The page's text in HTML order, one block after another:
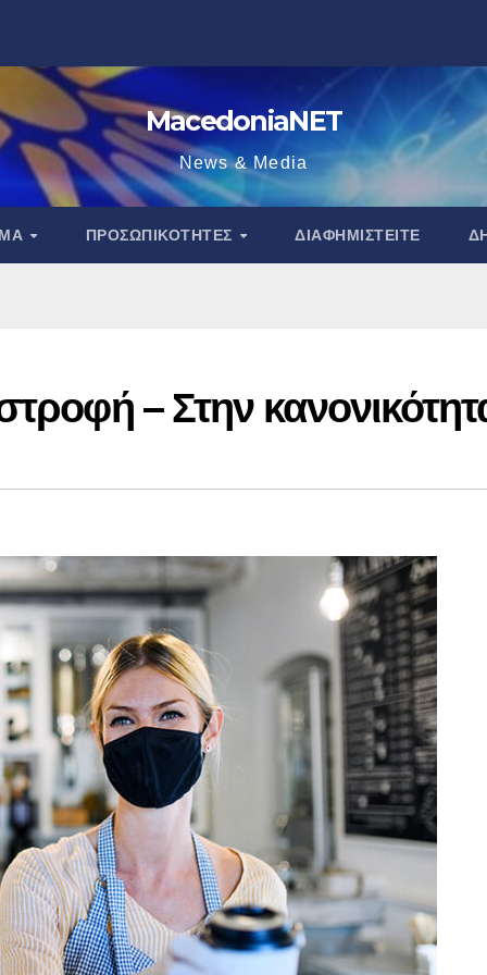
MacedoniaNET
News & Media
ΠΡΟΣΩΠΙΚΌΤΗΤΕΣ ΔΙΑΦΗΜΙΣΤΕΊΤΕ
– Στην